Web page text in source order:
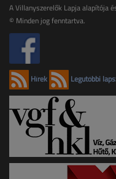
A Villanyszerelők Lapja alapítója
© Minden jog fenntartva.
Hírek Legutóbbi